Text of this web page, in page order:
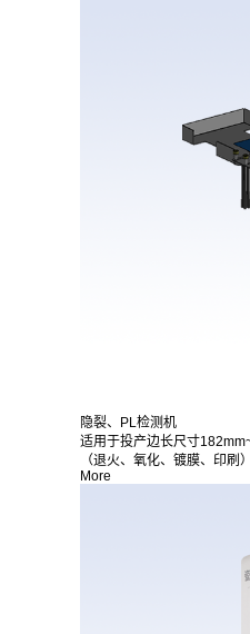
隐裂、PL检测机
适用于投产边长尺寸
（退火、氧化、镀膜、印刷
More